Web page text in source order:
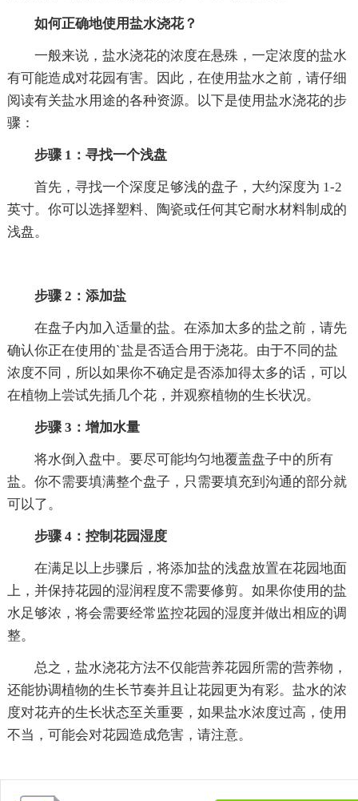
如何正确地使用盐水浇花？
一般来说，盐水浇花的浓度在悬殊，一定浓度的盐水
有可能造成对花园有害。因此，在使用盐水之前，请仔细
阅读有关盐水用途的各种资源。以下是使用盐水浇花的步
骤：
步骤 1：寻找一个浅盘
首先，寻找一个深度足够浅的盘子，大约深度为 1-2
英寸。你可以选择塑料、陶瓷或任何其它耐水材料制成的
浅盘。
步骤 2：添加盐
在盘子内加入适量的盐。在添加太多的盐之前，请先
确认你正在使用的`盐是否适合用于浇花。由于不同的盐
浓度不同，所以如果你不确定是否添加得太多的话，可以
在植物上尝试先插几个花，并观察植物的生长状况。
步骤 3：增加水量
将水倒入盘中。要尽可能均匀地覆盖盘子中的所有
盐。你不需要填满整个盘子，只需要填充到沟通的部分就
可以了。
步骤 4：控制花园湿度
在满足以上步骤后，将添加盐的浅盘放置在花园地面
上，并保持花园的湿润程度不需要修剪。如果你使用的盐
水足够浓，将会需要经常监控花园的湿度并做出相应的调
整。
总之，盐水浇花方法不仅能营养花园所需的营养物，
还能协调植物的生长节奏并且让花园更为有彩。盐水的浓
度对花卉的生长状态至关重要，如果盐水浓度过高，使用
不当，可能会对花园造成危害，请注意。